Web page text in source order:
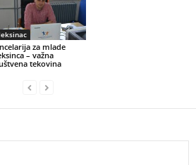
za mlade
– važna
tekovina